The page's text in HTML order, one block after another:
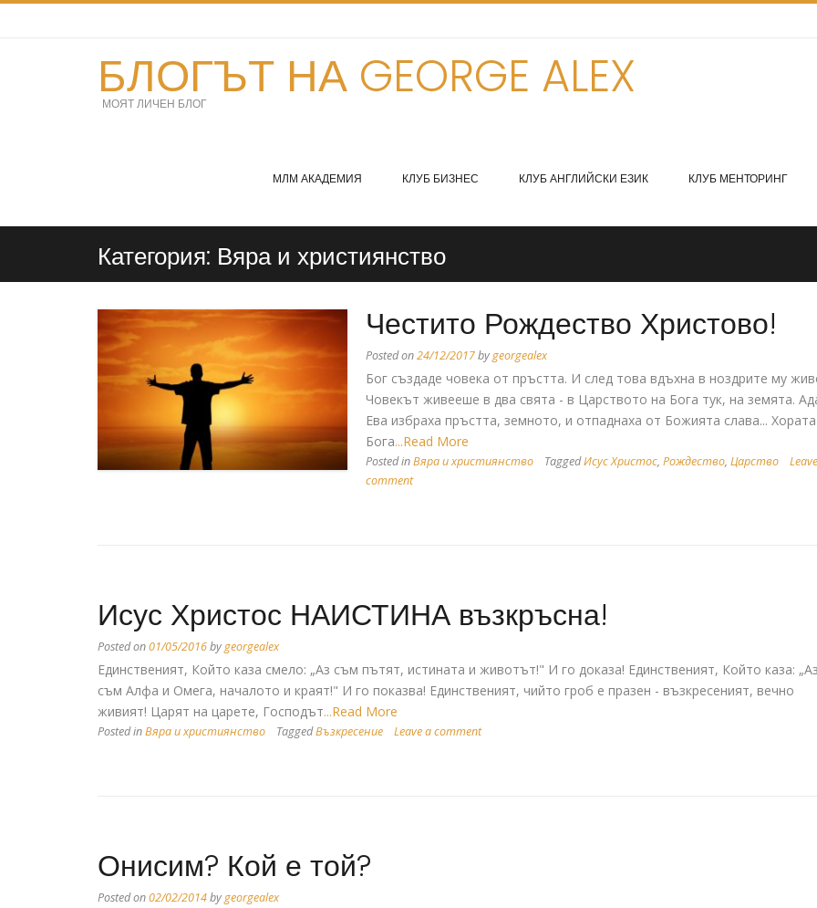
БЛОГЪТ НА GEORGE ALEX
МОЯТ ЛИЧЕН БЛОГ
МЛМ АКАДЕМИЯ КЛУБ БИЗНЕС КЛУБ АНГЛИЙСКИ ЕЗИК КЛУБ МЕНТОРИНГ
Категория: Вяра и християнство
Честито Рождество Христово!
Posted on24/12/2017bygeorgealex
Бог създаде човека от пръстта. И след това вдъхна в ноздрите му
Човекът живееше в два свята - в Царството на Бога тук, на земята.
Ева избраха пръстта, земното, и отпаднаха от Божията слава...
Бога...Read More
Posted inВяра и християнство TaggedИсус Христос,Рождество,Царство
comment
Исус Христос НАИСТИНА възкръсна!
Posted on01/05/2016bygeorgealex
Единственият, Който каза смело: „Аз съм пътят, истината и животът!" И го доказа! Единственият, Който каза: „Аз
съм Алфа и Омега, началото и краят!" И го показва! Единственият, чийто гроб е празен - възкресеният, вечно
живият! Царят на царете, Господът...Read More
Posted inВяра и християнство TaggedВъзкресение Leave a comment
Онисим? Кой е той?
Posted on02/02/2014bygeorgealex